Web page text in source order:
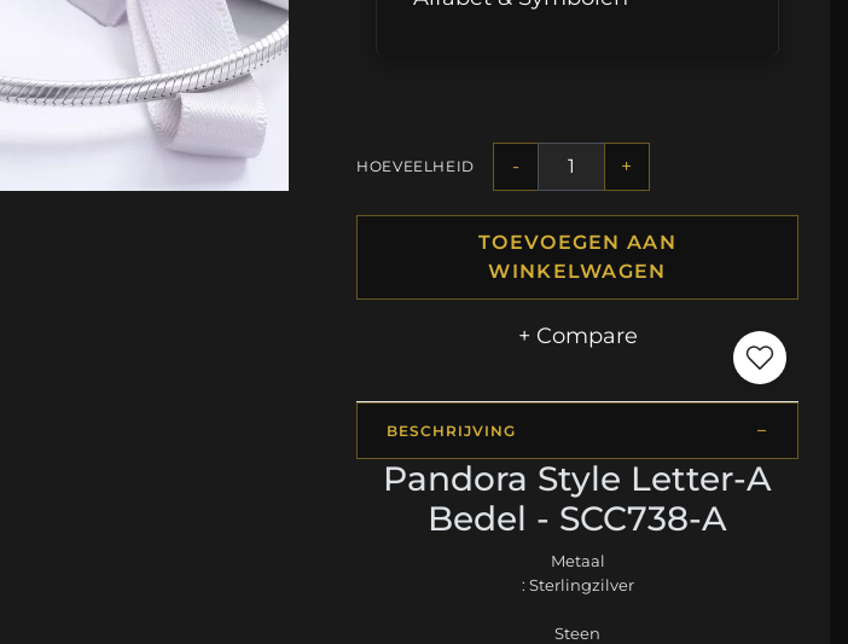
HOEVEELHEID - +
TOEVOEGEN AAN
WINKELWAGEN
+ Compare
BESCHRIJVING
Pandora Style Letter-A
Bedel - SCC738-A
Metaal
: Sterlingzilver
Steen